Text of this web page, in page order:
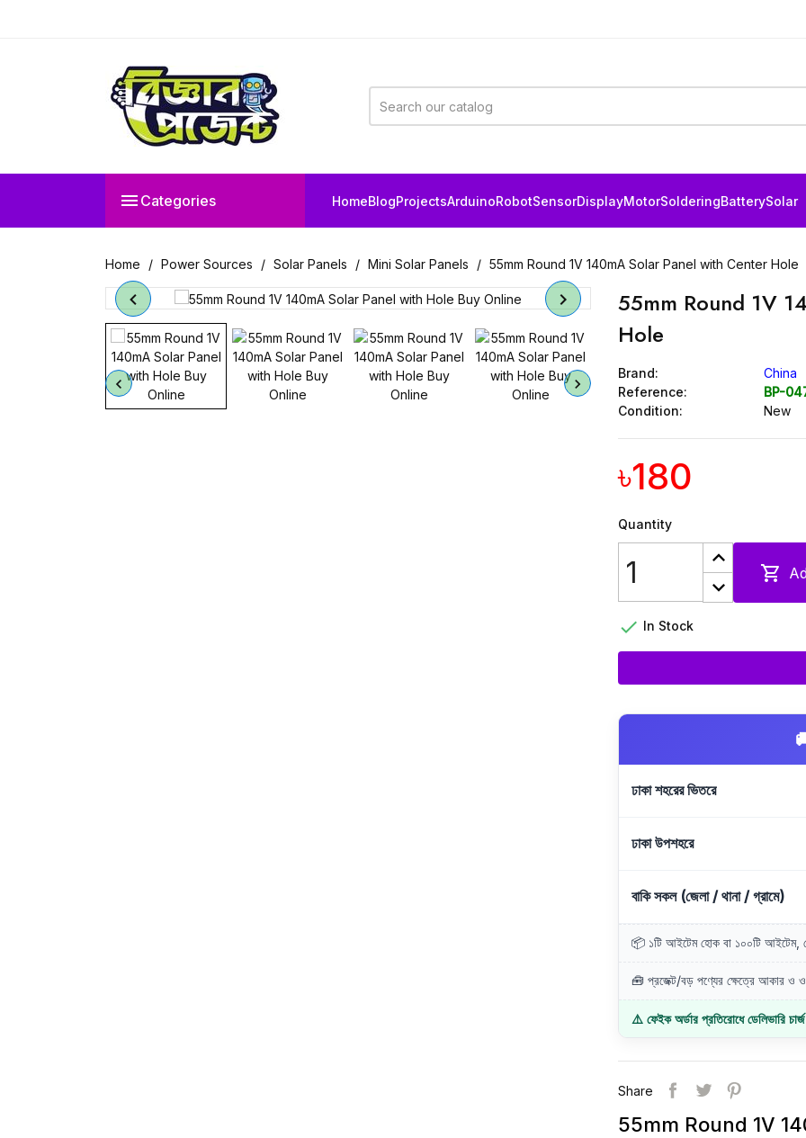
 Categories HomeBlogProjectsArduinoRobotSensorDisplayMotorSolderingBatterySolar
Home Power Sources Solar Panels Mini Solar Panels 55mm Round 1V 140mA Solar Panel with Center Hole
55mm Round 1V
Hole
Brand:
China
Reference:
BP-
Condition:
New
৳180
Quantity

 In Stock
ঢাকা শহরের ভিতরে
ঢাকা উপশহরে
বাকি সকল (জেলা / থানা / গ্রামে)
📦 ১টি আইটেম হোক বা ১০০টি আইটেম,
🧰 প্রজেক্ট/বড় পণ্যের ক্ষেত্রে আকার ও
⚠️ ফেইক অর্ডার প্রতিরোধে ডেলিভারি
Share
55mm Round 1V